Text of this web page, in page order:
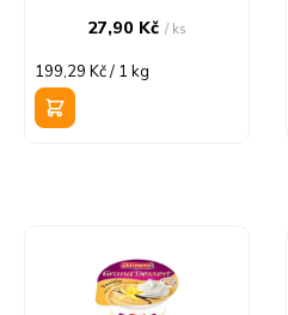
27,90 Kč/ ks
Měrná
cena:
199,29 Kč / 1 kg